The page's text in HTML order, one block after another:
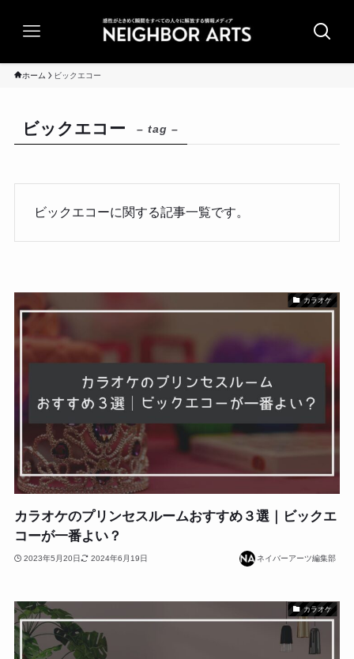
ホーム ビックエコー
ビックエコー – tag –
ビックエコーに関する記事一覧です。
カラオケ
カラオケのプリンセスルームおすすめ３選｜ビックエ
コーが一番よい？
2023年5月20日 2024年6月19日 ネイバーアーツ編集部
カラオケ